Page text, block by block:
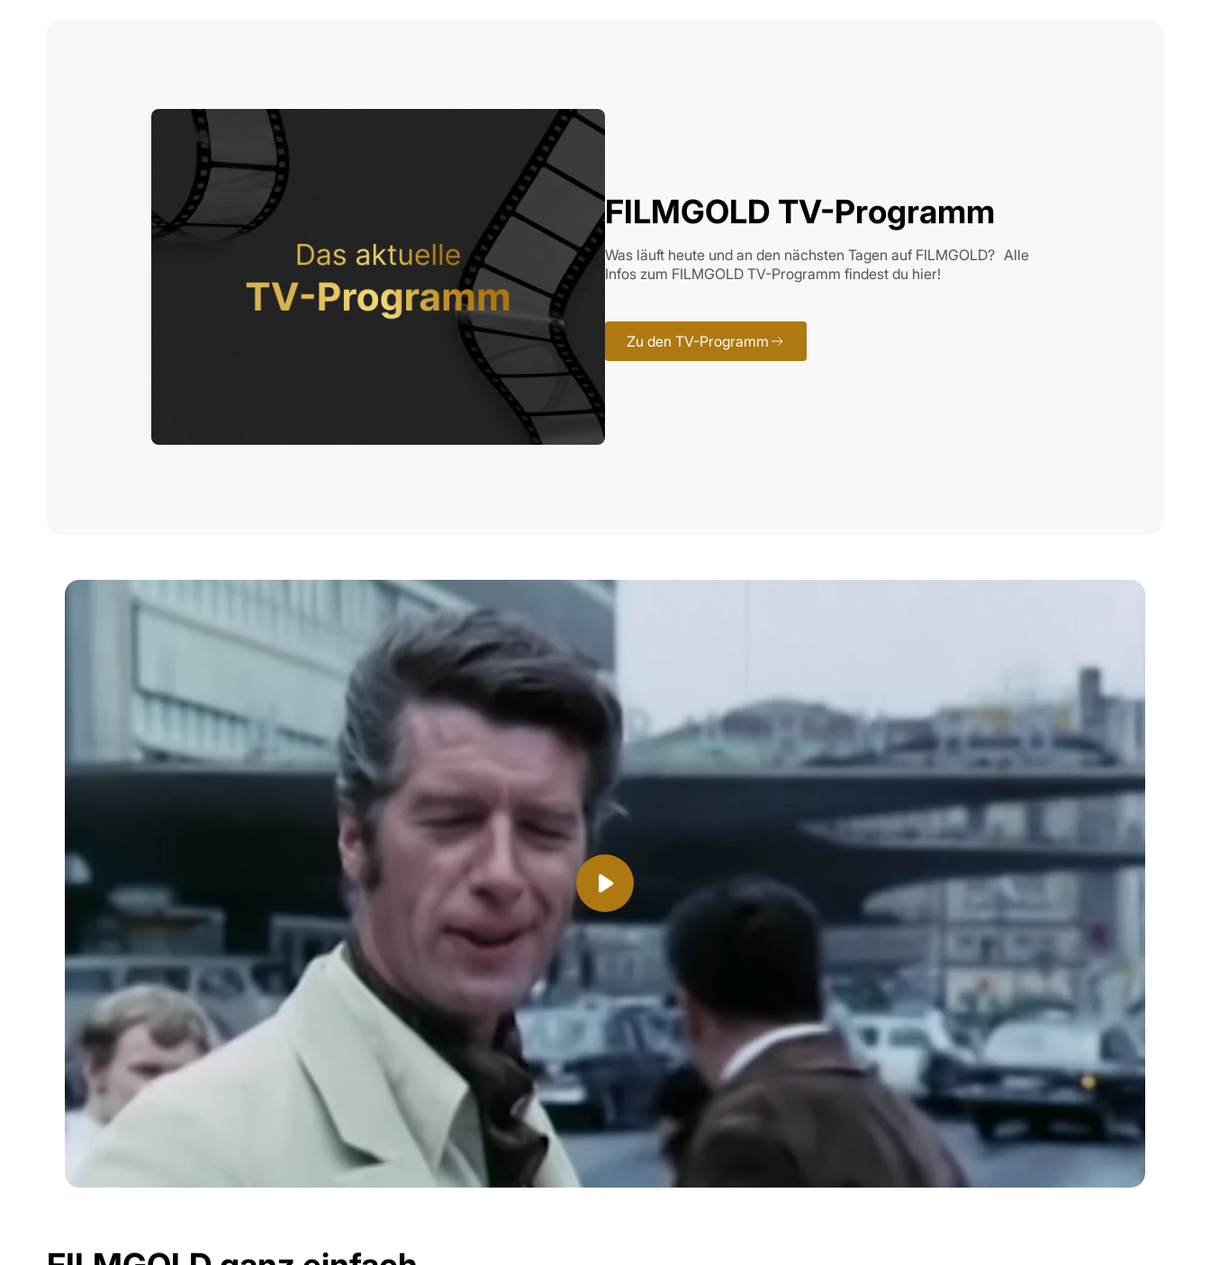
FILMGOLD TV-Programm
Was läuft heute und an den nächsten Tagen auf FILMGOLD? Alle
Infos zum FILMGOLD TV-Programm findest du hier!
Zu den TV-Programm